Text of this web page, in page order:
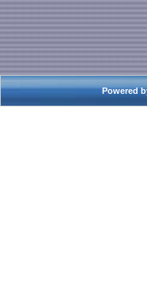
Powered